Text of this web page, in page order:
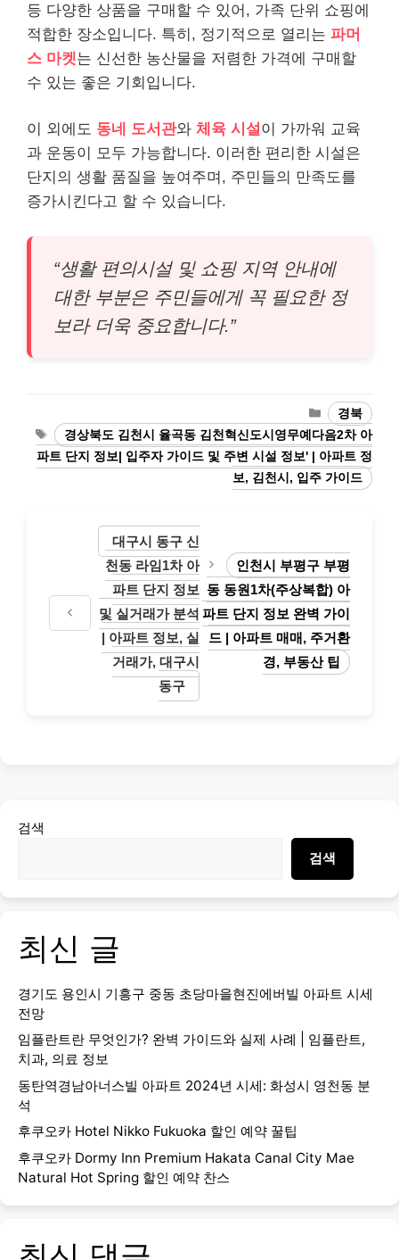
등 다양한 상품을 구매할 수 있어, 가족 단위 쇼핑에
적합한 장소입니다. 특히, 정기적으로 열리는 파머
스 마켓는 신선한 농산물을 저렴한 가격에 구매할
수 있는 좋은 기회입니다.
이 외에도 동네 도서관와 체육 시설이 가까워 교육
과 운동이 모두 가능합니다. 이러한 편리한 시설은
단지의 생활 품질을 높여주며, 주민들의 만족도를
증가시킨다고 할 수 있습니다.
“생활 편의시설 및 쇼핑 지역 안내에
대한 부분은 주민들에게 꼭 필요한 정
보라 더욱 중요합니다.”
카
테
고
리
경북
태
그
경상북도 김천시 율곡동 김천혁신도시영무예다음2차 아
파트 단지 정보| 입주자 가이드 및 주변 시설 정보' | 아파트 정
보, 김천시, 입주 가이드
대구시 동구 신
천동 라임1차 아
파트 단지 정보
및 실거래가 분석
| 아파트 정보, 실
거래가, 대구시
동구
인천시 부평구 부평
동 동원1차(주상복합) 아
파트 단지 정보 완벽 가이
드 | 아파트 매매, 주거환
경, 부동산 팁
검색
검색
최신 글
경기도 용인시 기흥구 중동 초당마을현진에버빌 아파트 시세
전망
임플란트란 무엇인가? 완벽 가이드와 실제 사례 | 임플란트,
치과, 의료 정보
동탄역경남아너스빌 아파트 2024년 시세: 화성시 영천동 분
석
후쿠오카 Hotel Nikko Fukuoka 할인 예약 꿀팁
후쿠오카 Dormy Inn Premium Hakata Canal City Mae
Natural Hot Spring 할인 예약 찬스